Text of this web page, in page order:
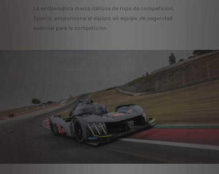
La emblemática marca italiana de ropa de competición,
Sparco, proporciona al equipo un equipo de seguridad
esencial para la competición.